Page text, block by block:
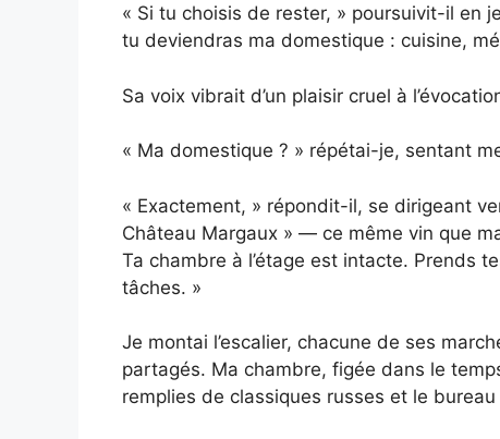
« Si tu choisis de rester, » poursuivit-il en
tu deviendras ma domestique : cuisine,
Sa voix vibrait d’un plaisir cruel à
« Ma domestique ? » répétai-je, sentant
« Exactement, » répondit-il, se dirigeant
Château Margaux » — ce même vin que
Ta chambre à l’étage est intacte. Prends
tâches. »
Je montai l’escalier, chacune de ses
partagés. Ma chambre, figée dans le
remplies de classiques russes et le